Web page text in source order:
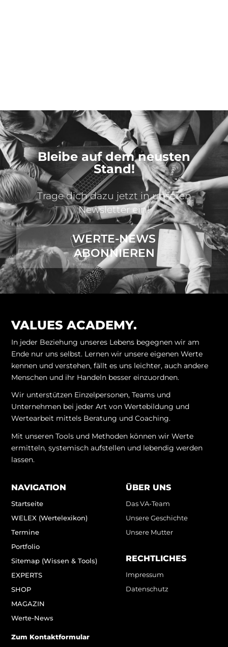
Bleibe auf dem neusten
Stand!
Trage dich dazu jetzt in unseren
Newsletter ein!
WERTE-NEWS
ABONNIEREN
VALUES ACADEMY.
In jeder Beziehung unseres Lebens begegnen wir am
Ende nur uns selbst. Lernen wir unsere eigenen Werte
kennen und verstehen, fällt es uns leichter, auch andere
Menschen und ihr Handeln besser einzuordnen.
Wir unterstützen Einzelpersonen, Teams und
Unternehmen bei jeder Art von Wertebildung und
Wertearbeit mittels Beratung und Coaching.
Mit unseren Tools und Methoden können wir Werte
ermitteln, systemisch aufstellen und lebendig werden
lassen.
NAVIGATION
Startseite
WELEX (Wertelexikon)
Termine
Portfolio
Sitemap (Wissen & Tools)
EXPERTS
SHOP
MAGAZIN
Werte-News
Zum Kontaktformular
ÜBER UNS
Das VA-Team
Unsere Geschichte
Unsere Mutter
RECHTLICHES
Impressum
Datenschutz